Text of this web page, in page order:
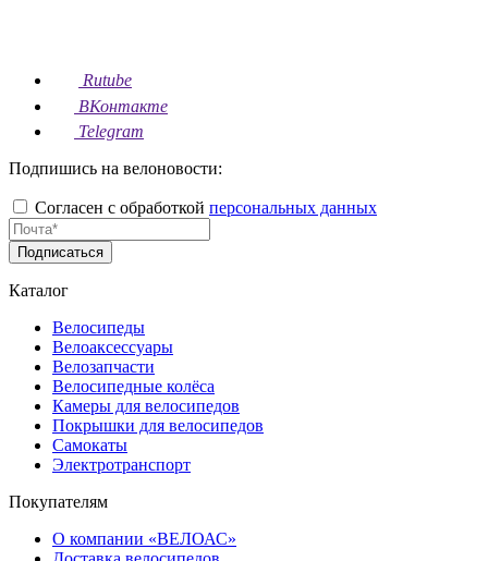
Rutube
ВКонтакте
Telegram
Подпишись на велоновости:
Согласен с обработкой персональных данных
Подписаться
Каталог
Велосипеды
Велоаксессуары
Велозапчасти
Велосипедные колёса
Камеры для велосипедов
Покрышки для велосипедов
Самокаты
Электротранспорт
Покупателям
О компании «ВЕЛОАС»